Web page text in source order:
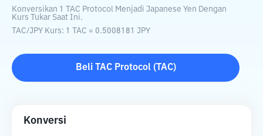
Konversikan 1 TAC Protocol Menjadi Japanese Yen Dengan
Kurs Tukar Saat Ini.
TAC/JPY Kurs: 1 TAC = 0.5008181 JPY
Beli TAC Protocol( TAC)
Konversi